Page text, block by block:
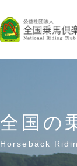
全国の
Horseback